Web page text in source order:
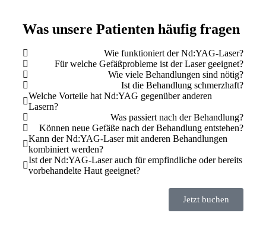
Was unsere Patienten häufig fragen
Wie funktioniert der Nd:YAG-Laser?
Für welche Gefäßprobleme ist der Laser geeignet?
Wie viele Behandlungen sind nötig?
Ist die Behandlung schmerzhaft?
Welche Vorteile hat Nd:YAG gegenüber anderen
Lasern?
Was passiert nach der Behandlung?
Können neue Gefäße nach der Behandlung entstehen?
Kann der Nd:YAG-Laser mit anderen Behandlungen
kombiniert werden?
Ist der Nd:YAG-Laser auch für empfindliche oder bereits
vorbehandelte Haut geeignet?
Jetzt buchen